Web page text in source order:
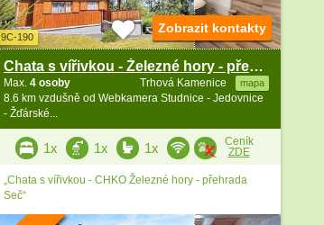
9C-190
Chata s vířivkou - Železné hory - přehrada Seč
Trhová Kamenice mapa
Max. 4 osoby
8.6 km vzdušně od Webkamera Studnice - Jedovnice
- Žďárské...
Zobrazit kontakty
1x 1x 1x
Ceník
ZDE
„Chata s vířivkou - CHKO Železné hory - přehrada
Seč“